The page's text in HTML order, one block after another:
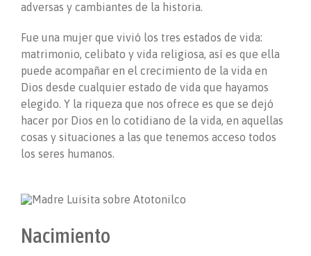
adversas y cambiantes de la historia.
Fue una mujer que vivió los tres estados de vida:
matrimonio, celibato y vida religiosa, así es que ella
puede acompañar en el crecimiento de la vida en
Dios desde cualquier estado de vida que hayamos
elegido. Y la riqueza que nos ofrece es que se dejó
hacer por Dios en lo cotidiano de la vida, en aquellas
cosas y situaciones a las que tenemos acceso todos
los seres humanos.
Nacimiento